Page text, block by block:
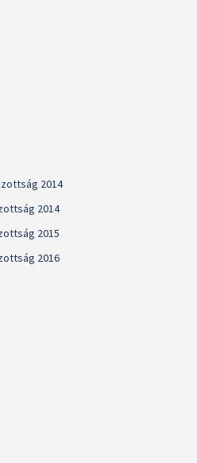
2014
2014
2015
2016